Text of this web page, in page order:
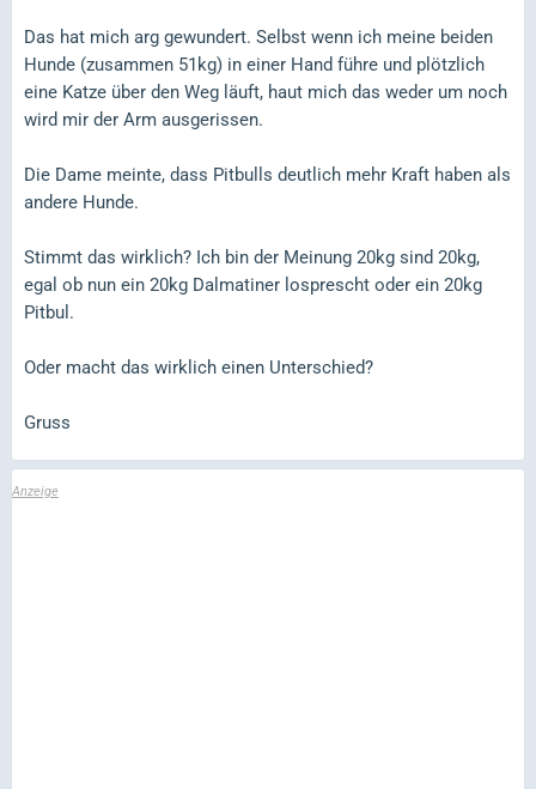
Das hat mich arg gewundert. Selbst wenn ich meine beiden
Hunde (zusammen 51kg) in einer Hand führe und plötzlich
eine Katze über den Weg läuft, haut mich das weder um noch
wird mir der Arm ausgerissen.
Die Dame meinte, dass Pitbulls deutlich mehr Kraft haben als
andere Hunde.
Stimmt das wirklich? Ich bin der Meinung 20kg sind 20kg,
egal ob nun ein 20kg Dalmatiner losprescht oder ein 20kg
Pitbul.
Oder macht das wirklich einen Unterschied?
Gruss